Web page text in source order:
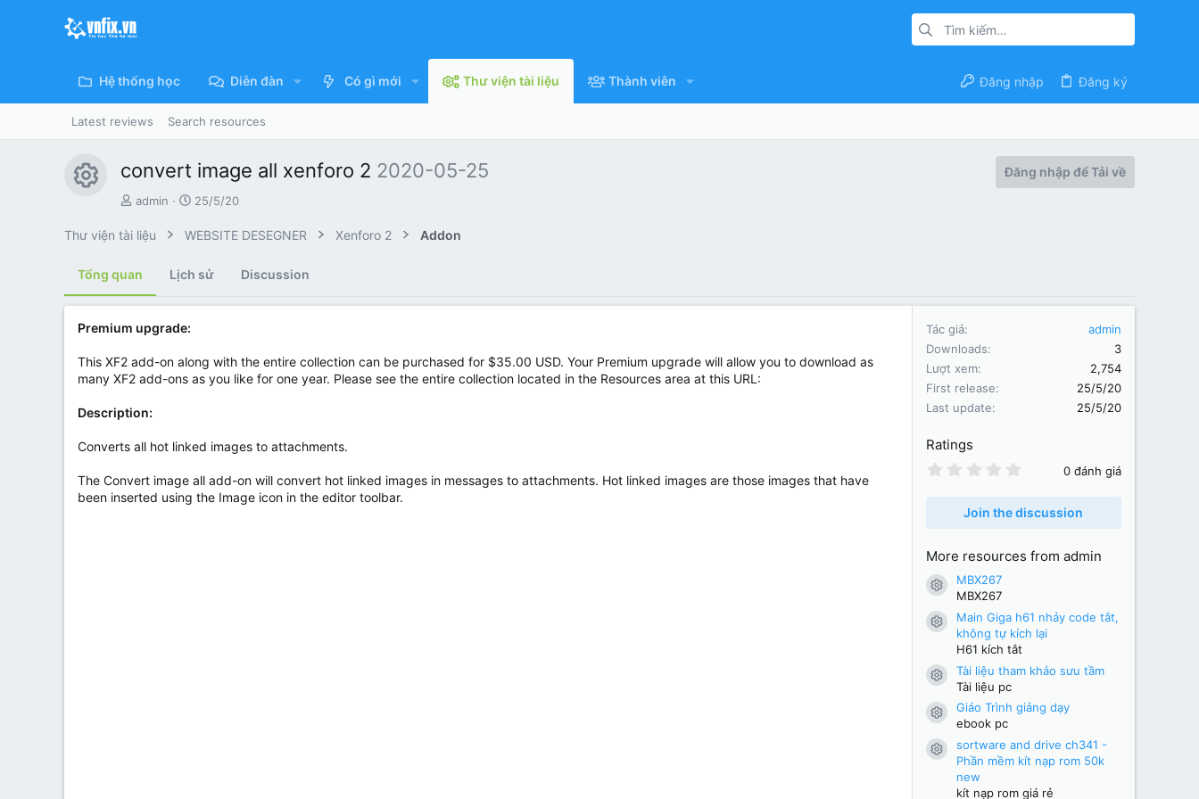
Hệ thống học Diễn đàn Có gì mới Thư viện tài liệu Thành viên Đăng nhập Đăng ký
Latest reviews Search resources
Resource icon
convert image all xenforo 2 2020-05-25 Đăng nhập để Tải về
T
c
ả
admin
C
e
i
t
e
25/5/20
Thư viện tài liệu WEBSITE DESEGNER Xenforo 2 Addon
Tổng quan Lịch sử Discussion
Premium upgrade:
This XF2 add-on along with the entire collection can be purchased for $35.00 USD. Your Premium upgrade will allow you to download as
many XF2 add-ons as you like for one year. Please see the entire collection located in the Resources area at this URL:
Description:
Converts all hot linked images to attachments.
The Convert image all add-on will convert hot linked images in messages to attachments. Hot linked images are those images that have
been inserted using the Image icon in the editor toolbar.
Tác giả
admin
Downloads
3
Lượt xem
2,754
First release
25/5/20
Last update
25/5/20
Ratings
0
s
r
0 đánh giá
Join the discussion
More resources from admin
Resource icon
MBX267
MBX267
Resource icon
Main Giga h61 nhảy code tắt,
không tự kích lại
H61 kích tắt
Resource icon
Tài liệu tham khảo sưu tầm
Tài liệu pc
Resource icon
Giáo Trình giảng dạy
ebook pc
Resource icon
sortware and drive ch341 -
Phần mềm kít nạp rom 50k
new
kít nạp rom giá rẻ